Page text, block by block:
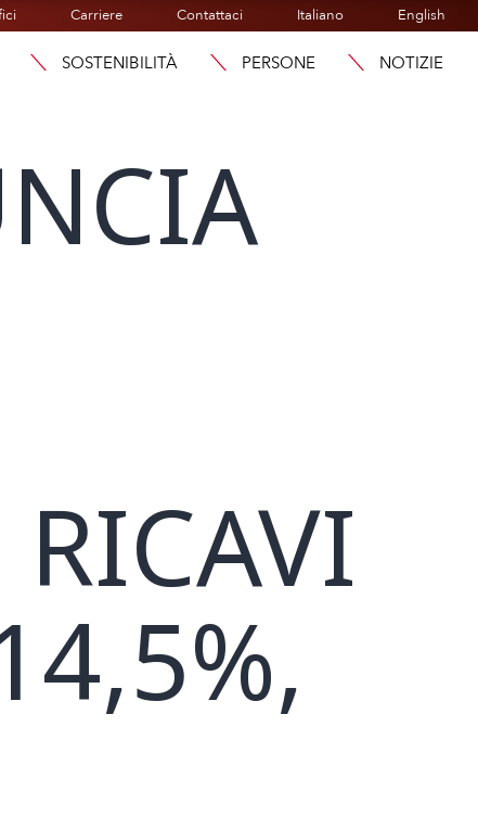
Carriere Contattaci Italiano English
SOSTENIBILITÀ PERSONE NOTIZIE
RICAVI